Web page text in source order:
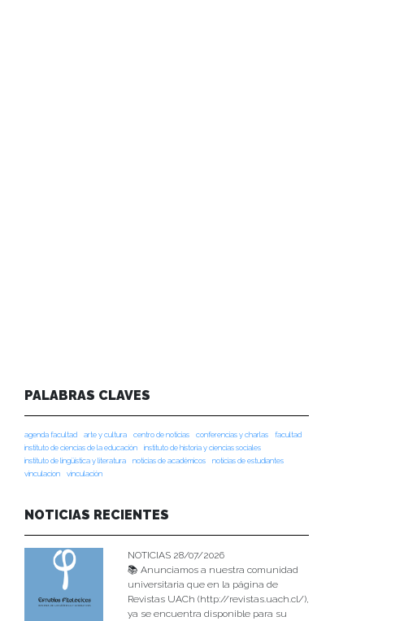
PALABRAS CLAVES
agenda facultad arte y cultura centro de noticias conferencias y charlas
facultad
instituto de ciencias de la educación
instituto de historia y ciencias sociales
instituto de lingüística y literatura
noticias de académicos
noticias de estudiantes
vinculacion
vinculación
NOTICIAS RECIENTES
NOTICIAS 28/07/2026
📚 Anunciamos a nuestra comunidad
universitaria que en la página de
Revistas UACh (http://revistas.uach.cl/),
ya se encuentra disponible para su